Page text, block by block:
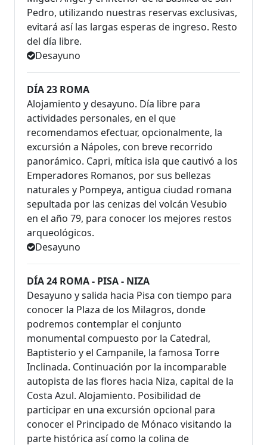
Pedro, utilizando nuestras reservas exclusivas,
evitará así las largas esperas de ingreso. Resto
del día libre.
Desayuno
DÍA 23 ROMA
Alojamiento y desayuno. Día libre para
actividades personales, en el que
recomendamos efectuar, opcionalmente, la
excursión a Nápoles, con breve recorrido
panorámico. Capri, mítica isla que cautivó a los
Emperadores Romanos, por sus bellezas
naturales y Pompeya, antigua ciudad romana
sepultada por las cenizas del volcán Vesubio
en el año 79, para conocer los mejores restos
arqueológicos.
Desayuno
DÍA 24 ROMA - PISA - NIZA
Desayuno y salida hacia Pisa con tiempo para
conocer la Plaza de los Milagros, donde
podremos contemplar el conjunto
monumental compuesto por la Catedral,
Baptisterio y el Campanile, la famosa Torre
Inclinada. Continuación por la incomparable
autopista de las flores hacia Niza, capital de la
Costa Azul. Alojamiento. Posibilidad de
participar en una excursión opcional para
conocer el Principado de Mónaco visitando la
parte histórica así como la colina de